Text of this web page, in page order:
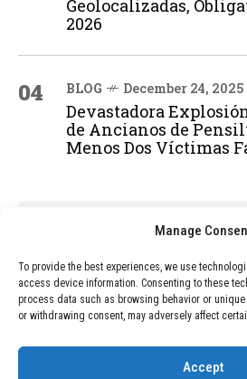
Manage
To provide the best experiences, we use
access device information. Consenting to these
process data such as browsing behavior or
or withdrawing consent, may adversely affect
Accept
Geolocalizadas,
2026
04 BLOG December 24, 2025
Devastadora
de Ancianos de
Menos Dos Víctimas